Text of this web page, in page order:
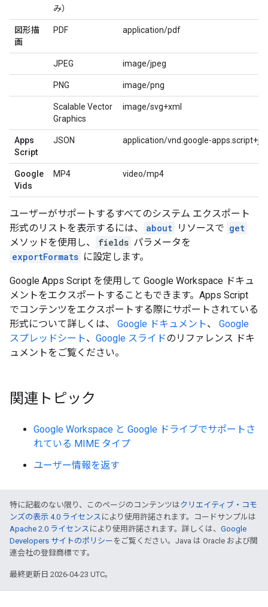
み）
図形描
画
PDF application/pdf
JPEG image/jpeg
PNG image/png
Scalable Vector
Graphics
image/svg+xml
Apps
Script
JSON application/vnd.google-
Google
Vids
MP4 video/mp4
ユーザーがサポートするすべてのシステム エクスポート
形式のリストを表示するには、
about リソースで get
メソッドを使用し、
fields パラメータを
exportFormats に設定します。
Google Apps Script を使用して Google Workspace ドキュ
メントをエクスポートすることもできます。Apps Script
でコンテンツをエクスポートする際にサポートされている
形式について詳しくは、
Google ドキュメント、
Google
スプレッドシート、 Google スライドのリファレンス ドキ
ュメントをご覧ください。
関連トピック
Google Workspace と Google ドライブでサポートさ
れている MIME タイプ
ユーザー情報を返す
特に記載のない限り、このページのコンテンツはクリエイティブ・コモ
ンズの表示 4.0 ライセンス により使用許諾されます。コードサンプルは
Apache 2.0 ライセンス により使用許諾されます。詳しくは、 Google
Developers サイトのポリシー をご覧ください。Java は Oracle および関
連会社の登録商標です。
最終更新日 2026-04-23 UTC。